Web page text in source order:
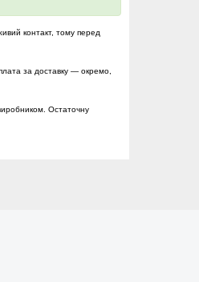
контакт, тому перед
за доставку — окремо,
Остаточну